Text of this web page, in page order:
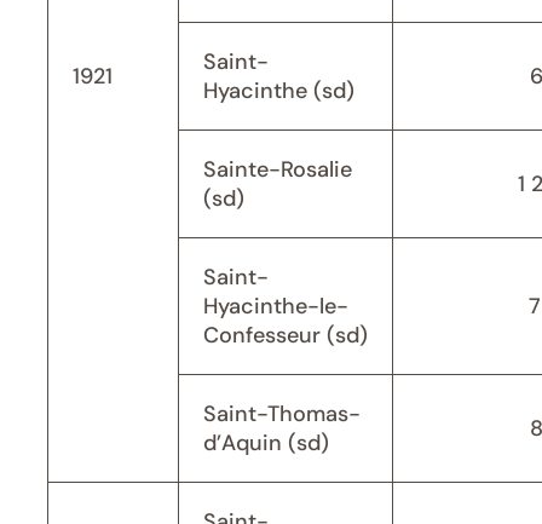
1921
Saint-
Hyacinthe (sd)
Sainte-Rosalie
(sd)
1
Saint-
Hyacinthe-le-
Confesseur (sd)
Saint-Thomas-
d’Aquin (sd)